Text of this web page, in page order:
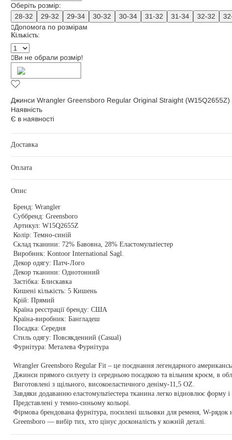
Оберіть розмір:
28-32
29-32 29-34 30-32 30-34 31-32 31-34 32-32
Допомога по розмірам
Кількість:
Ви не обрали розмір!
Додати в кошик
Джинси Wrangler Greensboro Regular Original Straight (W15Q2655Z)
Наявність
Є в наявності
Доставка
Оплата
Опис
Бренд: Wrangler
Суббренд: Greensboro
Артикул: W15Q2655Z
Колір: Темно-синій
Склад тканини: 72% Бавовна, 28% Еластомультіестер
Виробник: Kontoor International Sagl.
Декор одягу: Патч-Лого
Декор тканини: Однотонний
Застібка: Блискавка
Кишені кількість: 5 Кишень
Крій: Прямий
Країна реєстрації бренду: США
Країна-виробник: Бангладеш
Посадка: Середня
Стиль одягу: Повсякденний (Casual)
Фурнітура: Металева Фурнітура
Wrangler Greensboro Regular Fit – це поєднання легендарного
Джинси прямого силуету із середньою посадкою та вільним кроєм, в
Виготовлені з щільного, високоеластичного деніму-11,5 OZ.
Завдяки додаванню еластомультіестера тканина легко відновлює форму і
Представлені у темно-синьому кольорі.
Фірмова брендована фурнітура, посилені шльовки для ременя, W-рядок
Greensboro — вибір тих, хто цінує досконалість у кожній деталі.